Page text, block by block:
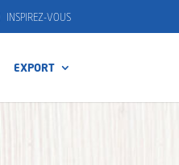
INSPIREZ-VOUS
EXPORT